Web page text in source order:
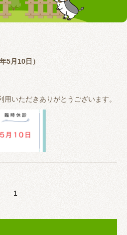
トレーニング指導
5月10日）
いただきありがとうございます。
ろしくお願いいたします。
はありませんが、予約が埋まってい
話（0647001131）】
1